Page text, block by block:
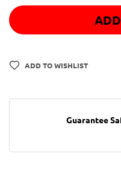
ADD TO WISHLIST
Guarantee